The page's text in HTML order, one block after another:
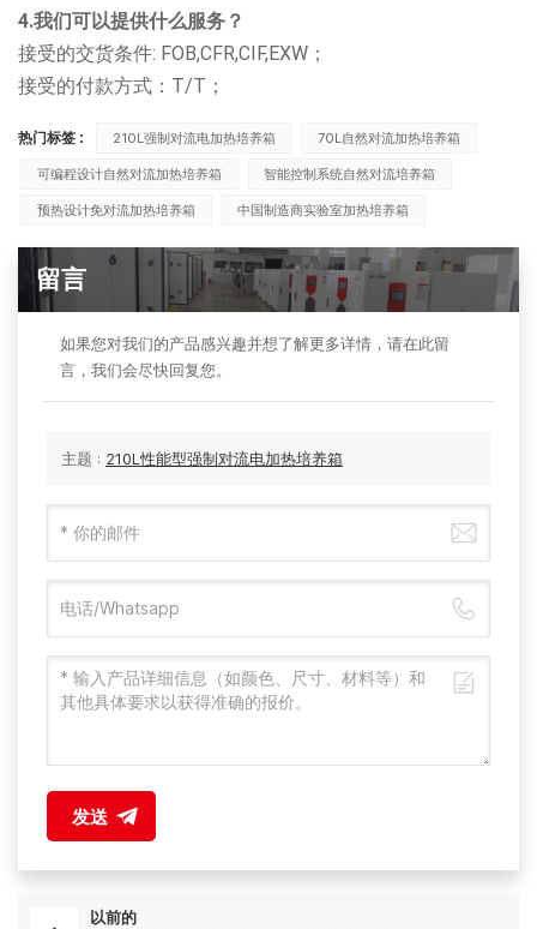
4.我们可以提供什么服务？
接受的交货条件: FOB,CFR,CIF,EXW；
接受的付款方式：T/T；
热门标签 : 210L强制对流电加热培养箱 70L自然对流加热培养箱
可编程设计自然对流加热培养箱 智能控制系统自然对流培养箱
预热设计免对流加热培养箱 中国制造商实验室加热培养箱
留言
如果您对我们的产品感兴趣并想了解更多详情，请在此留
言，我们会尽快回复您。
主题 : 210L性能型强制对流电加热培养箱
发送
以前的